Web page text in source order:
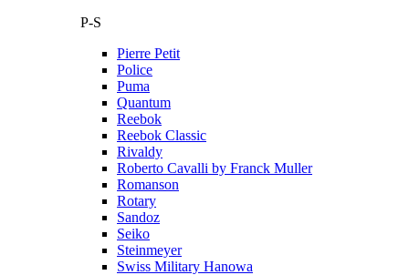
P-S
Pierre Petit
Police
Puma
Quantum
Reebok
Reebok Classic
Rivaldy
Roberto Cavalli by Franck Muller
Romanson
Rotary
Sandoz
Seiko
Steinmeyer
Swiss Military Hanowa